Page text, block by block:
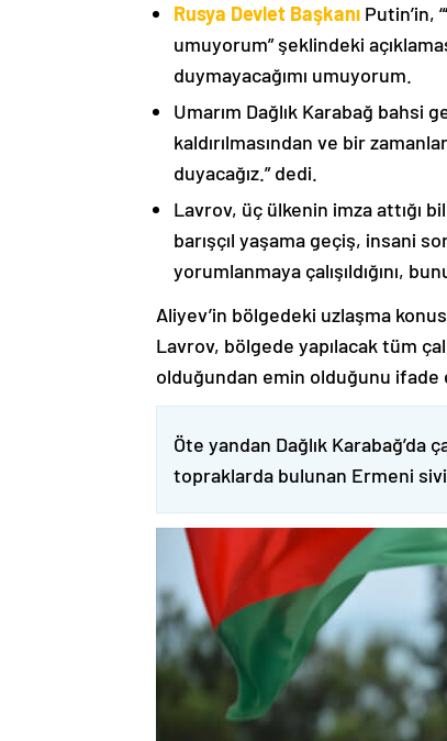
Rusya Devlet Başkanı Putin’in,
umuyorum” şeklindeki
duymayacağımı umuyorum.
Umarım Dağlık Karabağ bahsi
kaldırılmasından ve bir
duyacağız.” dedi.
Lavrov, üç ülkenin imza attığı
barışçıl yaşama geçiş, insani
yorumlanmaya çalışıldığını,
Aliyev’in bölgedeki uzlaşma
Lavrov, bölgede yapılacak tüm
olduğundan emin olduğunu ifade
Öte yandan Dağlık Karabağ’da
topraklarda bulunan Ermeni